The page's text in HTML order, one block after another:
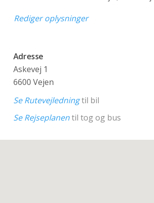
Rediger oplysninger
Adresse
Askevej 1
6600 Vejen
Se Rutevejledningtil bil
Se Rejseplanentil tog og bus